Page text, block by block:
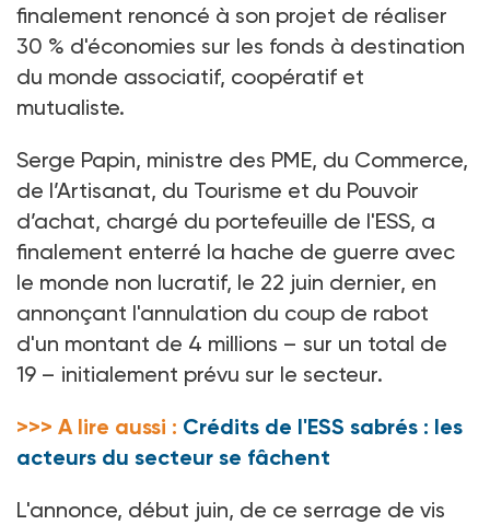
finalement renoncé à son projet de réaliser
30 % d'économies sur les fonds à destination
du monde associatif, coopératif et
mutualiste.
Serge Papin, ministre des PME, du Commerce,
de l’Artisanat, du Tourisme et du Pouvoir
d’achat, chargé du portefeuille de l'ESS, a
finalement enterré la hache de guerre avec
le monde non lucratif, le 22 juin dernier, en
annonçant l'annulation du coup de rabot
d'un montant de 4 millions – sur un total de
19 – initialement prévu sur le secteur.
>>> A lire aussi : Crédits de l'ESS sabrés : les
acteurs du secteur se fâchent
L'annonce, début juin, de ce serrage de vis